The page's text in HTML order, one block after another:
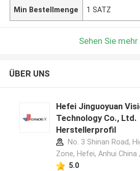
Min Bestellmenge 1 SATZ
Sehen Sie mehr
ÜBER UNS
Hefei Jinguoyuan
Technology Co., Ltd.
Herstellerprofil
No. 3 Shinan Road,
Zone, Hefei, Anhui China
5.0